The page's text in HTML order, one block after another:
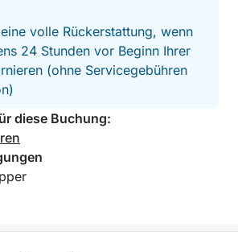
inklusive
40 € (einzeln), 60 € (2
Kajak: 60 €
von JBL (Boombox 3)
für die richtige Atmosphäre
volle Rückerstattung, wenn
24 Stunden vor Beginn Ihrer
(ohne Servicegebühren
diese Buchung: